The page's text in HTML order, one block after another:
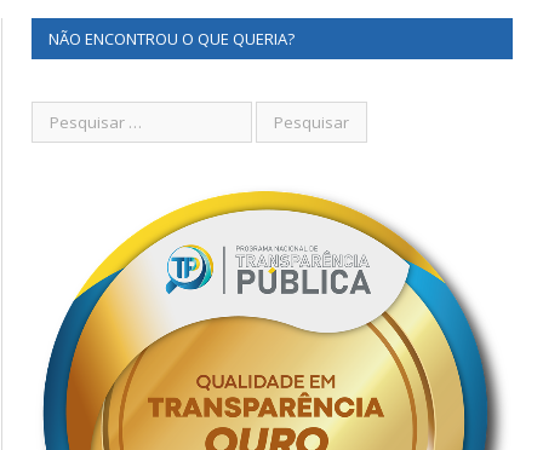
NÃO ENCONTROU O QUE QUERIA?